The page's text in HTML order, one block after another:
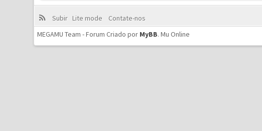
Subir Lite mode
Contate-nos
MEGAMU Team - Forum Criado por MyBB.Mu Online